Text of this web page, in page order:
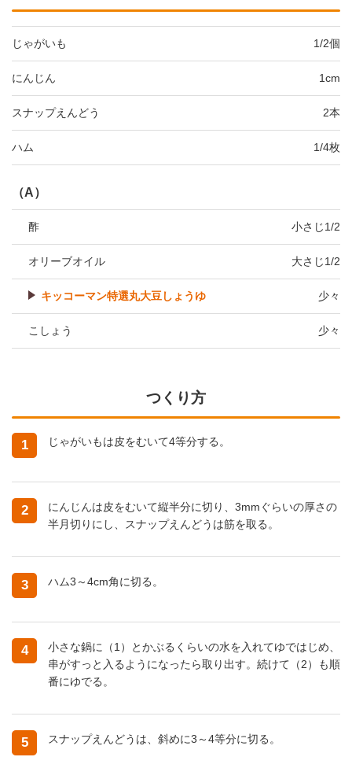
じゃがいも 1/2個
にんじん 1cm
スナップえんどう 2本
ハム 1/4枚
（A）
酢 小さじ1/2
オリーブオイル 大さじ1/2
キッコーマン特選丸大豆しょうゆ 少々
こしょう 少々
つくり方
1 じゃがいもは皮をむいて4等分する。
2
にんじんは皮をむいて縦半分に切り、3mmぐらいの厚さの
半月切りにし、スナップえんどうは筋を取る。
3 ハム3～4cm角に切る。
4
小さな鍋に（1）とかぶるくらいの水を入れてゆではじめ、
串がすっと入るようになったら取り出す。続けて（2）も順
番にゆでる。
5 スナップえんどうは、斜めに3～4等分に切る。